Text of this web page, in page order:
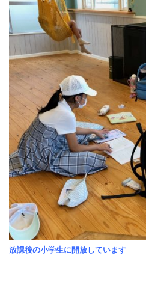
放課後の小学生に開放しています